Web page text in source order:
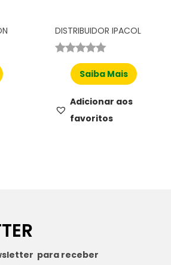
DISTRIBUIDOR IPACOL
Saiba Mais
Adicionar aos
favoritos
para receber